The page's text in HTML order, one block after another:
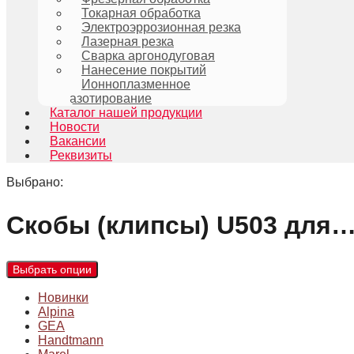
Токарная обработка
Электроэррозионная резка
Лазерная резка
Сварка аргонодуговая
Нанесение покрытий
Ионноплазменное
азотирование
Каталог нашей продукции
Новости
Вакансии
Реквизиты
Выбрано:
Скобы (клипсы) U503
Выбрать опции
Новинки
Alpina
GEA
Handtmann